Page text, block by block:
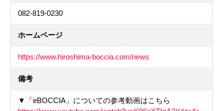
082-819-0230
ホームページ
https://www.hiroshima-boccia.com/news
備考
▼「eBOCCIA」についての参考動画はこちら